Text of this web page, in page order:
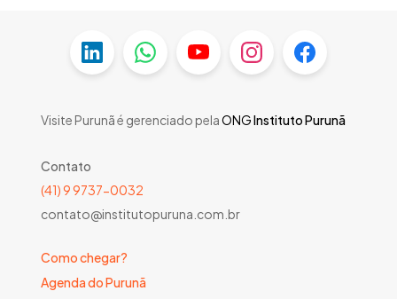
Visite Purunã é gerenciado pelaONGInstituto Purunã
Contato
(41) 9 9737-0032
contato@institutopuruna.com.br
Como chegar?
Agenda do Purunã